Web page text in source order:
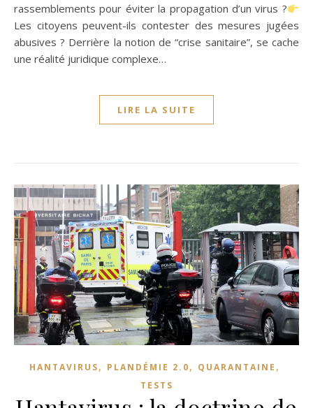
rassemblements pour éviter la propagation d’un virus ?
Les citoyens peuvent-ils contester des mesures jugées
abusives ? Derrière la notion de “crise sanitaire”, se cache
une réalité juridique complexe…
LIRE LA SUITE
HANTAVIRUS, PLANDÉMIE 2.0, QUARANTAINE ,
TESTS